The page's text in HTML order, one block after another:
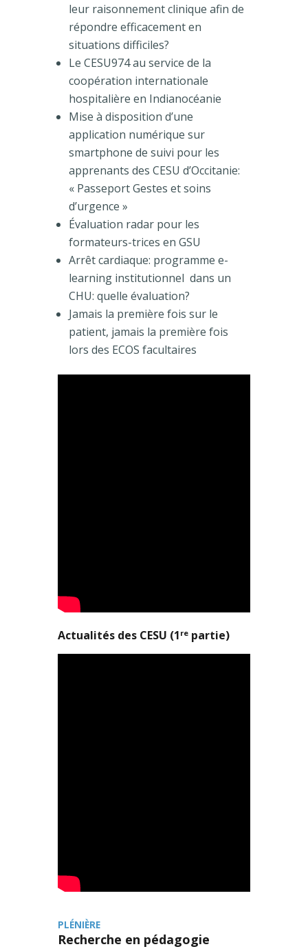
leur raisonnement clinique afin de
répondre efficacement en
situations difficiles?
Le CESU974 au service de la
coopération internationale
hospitalière en Indianocéanie
Mise à disposition d’une
application numérique sur
smartphone de suivi pour les
apprenants des CESU d’Occitanie:
« Passeport Gestes et soins
d’urgence »
Évaluation radar pour les
formateurs-trices en GSU
Arrêt cardiaque: programme e-
learning institutionnel dans un
CHU: quelle évaluation?
Jamais la première fois sur le
patient, jamais la première fois
lors des ECOS facultaires
Actualités des CESU (1 re partie)
PLÉNIÈRE
Recherche en pédagogie